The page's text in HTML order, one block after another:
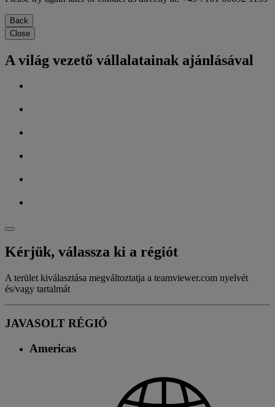
Back
Close
A világ vezető vállalatainak ajánlásával
Kérjük, válassza ki a régiót
A terület kiválasztása megváltoztatja a teamviewer.com nyelvét
és/vagy tartalmát
JAVASOLT RÉGIÓ
Americas